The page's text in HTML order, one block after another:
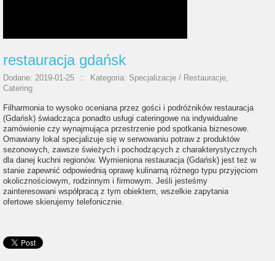
restauracja gdańsk
Dodane: 2019-01-25 ::
Kategoria: Specjalizacje / Restauracje,
Catering
Filharmonia to wysoko oceniana przez gości i podróżników restauracja
(Gdańsk) świadcząca ponadto usługi cateringowe na indywidualne
zamówienie czy wynajmująca przestrzenie pod spotkania biznesowe.
Omawiany lokal specjalizuje się w serwowaniu potraw z produktów
sezonowych, zawsze świeżych i pochodzących z charakterystycznych
dla danej kuchni regionów. Wymieniona restauracja (Gdańsk) jest też w
stanie zapewnić odpowiednią oprawę kulinarną różnego typu przyjęciom
okolicznościowym, rodzinnym i firmowym. Jeśli jesteśmy
zainteresowani współpracą z tym obiektem, wszelkie zapytania
ofertowe skierujemy telefonicznie.